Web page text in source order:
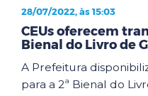
28/07/2022, às 15:03
CEUs oferecem
Bienal do Livro de
A Prefeitura
para a 2ª Bienal do